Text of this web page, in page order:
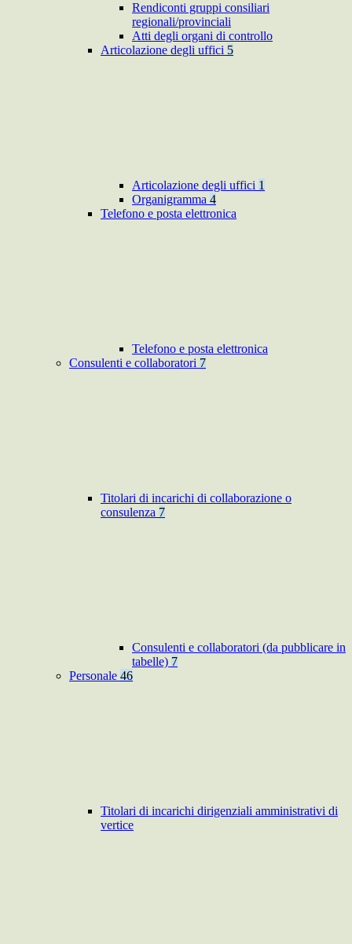
Rendiconti gruppi consiliari
regionali/provinciali
Atti degli organi di controllo
Articolazione degli uffici 5
Articolazione degli uffici 1
Organigramma 4
Telefono e posta elettronica
Telefono e posta elettronica
Consulenti e collaboratori 7
Titolari di incarichi di collaborazione o
consulenza 7
Consulenti e collaboratori (da pubblicare in
tabelle) 7
Personale 46
Titolari di incarichi dirigenziali amministrativi di
vertice